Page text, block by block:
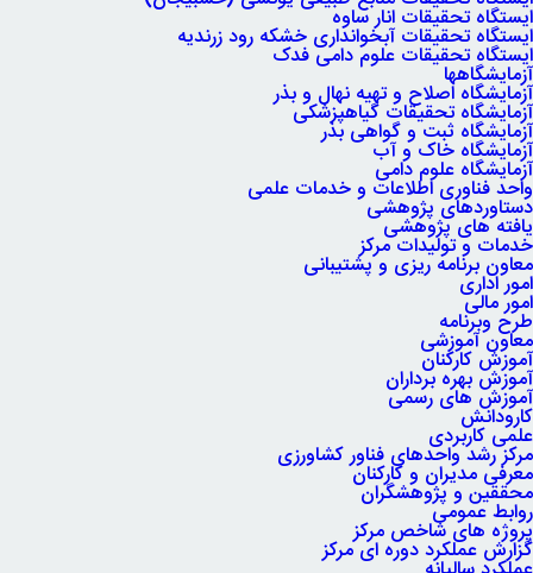
ایستگاه تحقیقات انار ساوه
ایستگاه تحقیقات آبخوانداری خشکه رود زرندیه
ایستگاه تحقیقات علوم دامی فدک
آزمایشگاهها
آزمایشگاه اصلاح و تهیه نهال و بذر
آزمایشگاه تحقیقات گیاهپزشکی
آزمایشگاه ثبت و گواهی بذر
آزمایشگاه خاک و آب
آزمایشگاه علوم دامی
واحد فناوری اطلاعات و خدمات علمی
دستاوردهای پژوهشی
یافته های پژوهشی
خدمات و تولیدات مرکز
معاون برنامه ریزی و پشتیبانی
امور اداری
امور مالی
طرح وبرنامه
معاون آموزشی
آموزش کارکنان
آموزش بهره برداران
آموزش های رسمی
کارودانش
علمی کاربردی
مرکز رشد واحدهای فناور کشاورزی
معرفی مدیران و کارکنان
محققین و پژوهشگران
روابط عمومی
پروژه های شاخص مرکز
گزارش عملکرد دوره ای مرکز